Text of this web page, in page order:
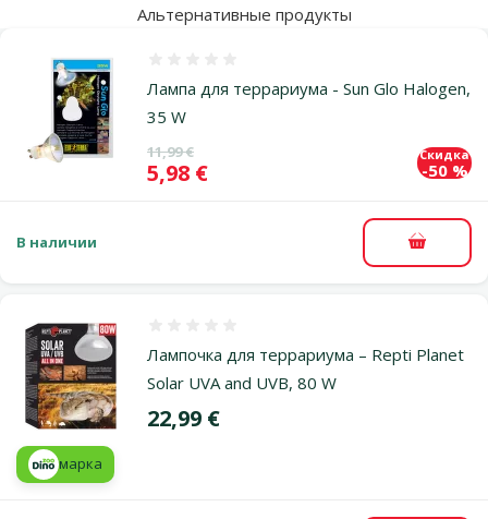
Альтернативные продукты
Лампа для террариума - Sun Glo Halogen,
35 W
Исходная цена
11,99 €
Цена
5,98 €
Скидка
-50 %
В наличии В
Лампочка для террариума – Repti Planet
Solar UVA and UVB, 80 W
Цена
22,99 €
марка